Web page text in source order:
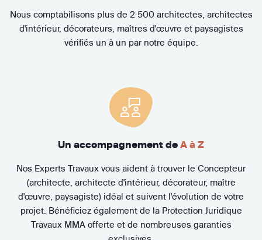
Nous comptabilisons plus de 2 500 architectes, architectes
d'intérieur, décorateurs, maîtres d'œuvre et paysagistes
vérifiés un à un par notre équipe.
Un accompagnement de A à Z
Nos Experts Travaux vous aident à trouver le Concepteur
(architecte, architecte d'intérieur, décorateur, maître
d'œuvre, paysagiste) idéal et suivent l'évolution de votre
projet. Bénéficiez également de la Protection Juridique
Travaux MMA offerte et de nombreuses garanties